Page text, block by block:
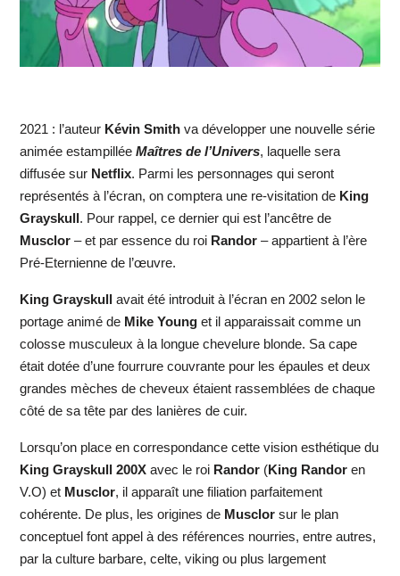
2021 : l’auteur Kévin Smithva développer une nouvelle série
animée estampillée Maîtres de l’Univers, laquelle sera
diffusée sur Netflix. Parmi les personnages qui seront
représentés à l’écran, on comptera une re-visitation de King
Grayskull. Pour rappel, ce dernier qui est l’ancêtre de
Musclor– et par essence du roiRandor– appartient à l’ère
Pré-Eternienne de l’œuvre.
King Grayskullavait été introduit à l’écran en 2002 selon le
portage animé de Mike Younget il apparaissait comme un
colosse musculeux à la longue chevelure blonde. Sa cape
était dotée d’une fourrure couvrante pour les épaules et deux
grandes mèches de cheveux étaient rassemblées de chaque
côté de sa tête par des lanières de cuir.
Lorsqu’on place en correspondance cette vision esthétique du
King Grayskull 200Xavec le roi Randor(King Randoren
V.O) et Musclor, il apparaît une filiation parfaitement
cohérente. De plus, les origines de Musclorsur le plan
conceptuel font appel à des références nourries, entre autres,
par la culture barbare, celte, viking ou plus largement